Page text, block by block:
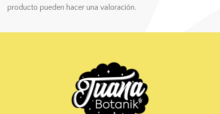
producto pueden hacer una valoración.